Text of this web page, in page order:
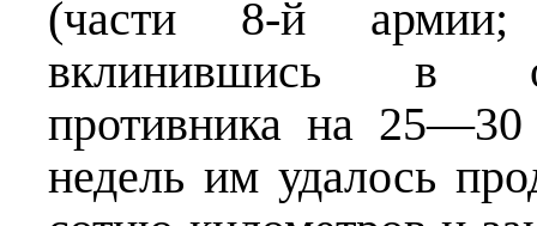
(части 8-й
вклинившись в
противника на
недель им удалось